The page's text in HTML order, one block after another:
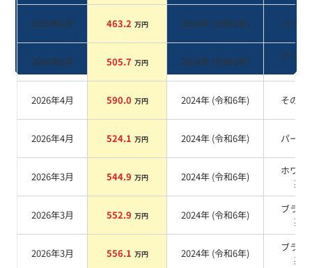
2026年6月 463.2 万円 2024年 (令和6年) パール
2026年6月 505.7 万円 2024年 (令和6年)
ホワイ
系
2026年4月 590.0 万円 2024年 (令和6年) その他
2026年4月 524.1 万円 2024年 (令和6年) パール
2026年3月 544.9 万円 2024年 (令和6年)
ホワイ
系
2026年3月 552.9 万円 2024年 (令和6年)
ブラッ
系
2026年3月 556.1 万円 2024年 (令和6年)
ブラッ
系